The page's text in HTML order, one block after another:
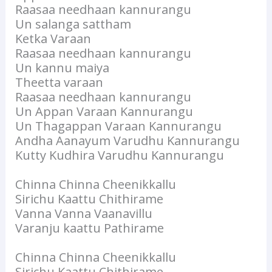
Raasaa needhaan kannurangu
Un salanga sattham
Ketka Varaan
Raasaa needhaan kannurangu
Un kannu maiya
Theetta varaan
Raasaa needhaan kannurangu
Un Appan Varaan Kannurangu
Un Thagappan Varaan Kannurangu
Andha Aanayum Varudhu Kannurangu
Kutty Kudhira Varudhu Kannurangu
Chinna Chinna Cheenikkallu
Sirichu Kaattu Chithirame
Vanna Vanna Vaanavillu
Varanju kaattu Pathirame
Chinna Chinna Cheenikkallu